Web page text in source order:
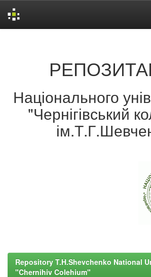
Національного
"Чернігівський
Repository T.H.Shevchenko National
"Chernihiv Colehium"